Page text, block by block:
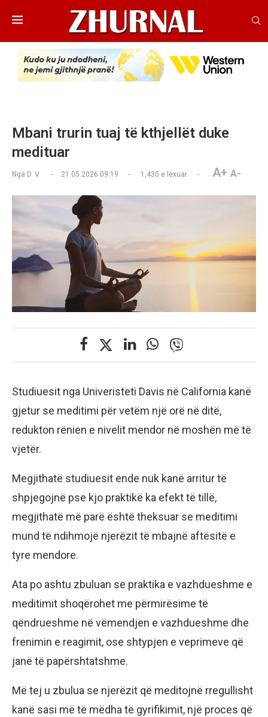
Mbani trurin tuaj të kthjellët duke
medituar
Nga D. V. 21.05.2026 09:19 1,430 e lexuar A+ A-
Studiuesit nga Univeristeti Davis në California kanë
gjetur se meditimi për vetëm një orë në ditë,
redukton rënien e nivelit mendor në moshën më të
vjetër.
Megjithatë studiuesit ende nuk kanë arritur të
shpjegojnë pse kjo praktikë ka efekt të tillë,
megjithatë më parë është theksuar se meditimi
mund të ndihmojë njerëzit të mbajnë aftësitë e
tyre mendore.
Ata po ashtu zbuluan se praktika e vazhdueshme e
meditimit shoqërohet me përmirësime të
qëndrueshme në vëmendjen e vazhdueshme dhe
frenimin e reagimit, ose shtypjen e veprimeve që
janë të papërshtatshme.
Më tej u zbulua se njerëzit që meditojnë rregullisht
kanë sasi më të mëdha të gyrifikimit, një proces që